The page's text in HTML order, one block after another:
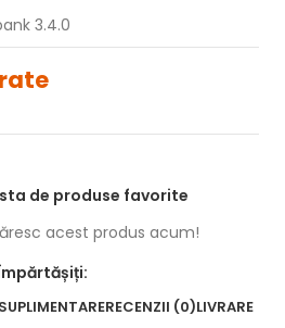
de produse favorite
acest produs acum!
RECENZII (0)LIVRARE